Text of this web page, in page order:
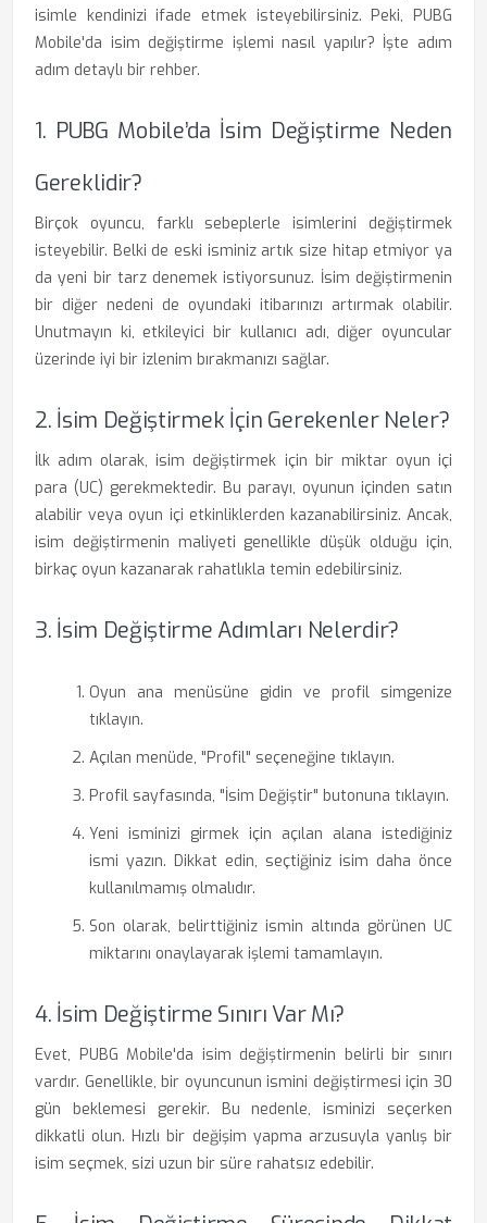
isimle kendinizi ifade etmek isteyebilirsiniz. Peki, PUBG
Mobile'da isim değiştirme işlemi nasıl yapılır? İşte adım
adım detaylı bir rehber.
1. PUBG Mobile’da İsim Değiştirme Neden
Gereklidir?
Birçok oyuncu, farklı sebeplerle isimlerini değiştirmek
isteyebilir. Belki de eski isminiz artık size hitap etmiyor ya
da yeni bir tarz denemek istiyorsunuz. İsim değiştirmenin
bir diğer nedeni de oyundaki itibarınızı artırmak olabilir.
Unutmayın ki, etkileyici bir kullanıcı adı, diğer oyuncular
üzerinde iyi bir izlenim bırakmanızı sağlar.
2. İsim Değiştirmek İçin Gerekenler Neler?
İlk adım olarak, isim değiştirmek için bir miktar oyun içi
para (UC) gerekmektedir. Bu parayı, oyunun içinden satın
alabilir veya oyun içi etkinliklerden kazanabilirsiniz. Ancak,
isim değiştirmenin maliyeti genellikle düşük olduğu için,
birkaç oyun kazanarak rahatlıkla temin edebilirsiniz.
3. İsim Değiştirme Adımları Nelerdir?
Oyun ana menüsüne gidin ve profil simgenize
tıklayın.
Açılan menüde, "Profil" seçeneğine tıklayın.
Profil sayfasında, "İsim Değiştir" butonuna tıklayın.
Yeni isminizi girmek için açılan alana istediğiniz
ismi yazın. Dikkat edin, seçtiğiniz isim daha önce
kullanılmamış olmalıdır.
Son olarak, belirttiğiniz ismin altında görünen UC
miktarını onaylayarak işlemi tamamlayın.
4. İsim Değiştirme Sınırı Var Mı?
Evet, PUBG Mobile'da isim değiştirmenin belirli bir sınırı
vardır. Genellikle, bir oyuncunun ismini değiştirmesi için 30
gün beklemesi gerekir. Bu nedenle, isminizi seçerken
dikkatli olun. Hızlı bir değişim yapma arzusuyla yanlış bir
isim seçmek, sizi uzun bir süre rahatsız edebilir.